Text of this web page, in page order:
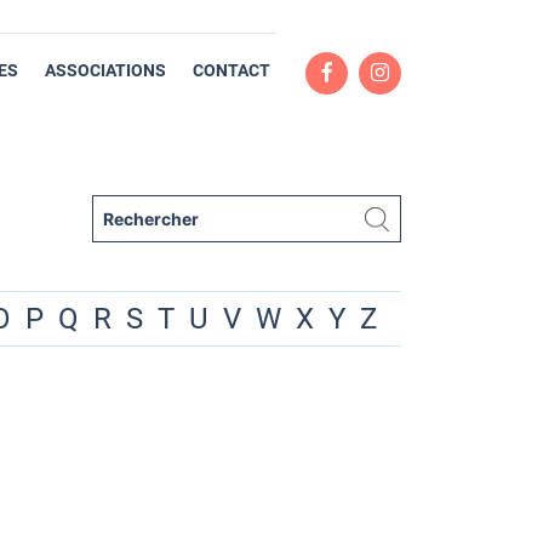
ASSOCIATIONS CONTACT
P Q R S T U V W X Y Z